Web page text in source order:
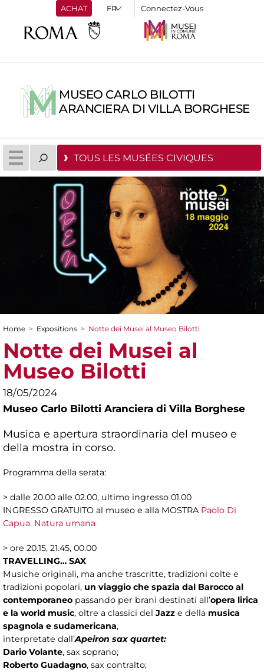
ACHAT Connectez-Vous
MUSEO CARLO BILOTTI
ARANCIERA DI VILLA BORGHESE
TOUS LES MUSÉES CIVIQUES
You are here
Home > Expositions > Notte dei Musei al Museo Bilotti
Notte dei Musei al
Museo Bilotti
18/05/2024
Museo Carlo Bilotti Aranciera di Villa Borghese
Musica e apertura straordinaria del museo e
della mostra in corso.
Programma della serata:
> dalle 20.00 alle 02.00, ultimo ingresso 01.00
INGRESSO GRATUITO al museo e alla MOSTRA Paolo Di
Capua. Natura umana
> ore 20.15, 21.45, 00.00
TRAVELLING… SAX
Musiche originali, ma anche trascritte, tradizioni colte e
tradizioni popolari, un viaggio che spazia dal Barocco al
contemporaneo passando per brani destinati all’opera lirica
e la world music, oltre a classici del Jazz e della musica
spagnola e sudamericana,
interpretate dall’Apeiron sax quartet:
Dario Volante, sax soprano;
Roberto Guadagno, sax contralto;